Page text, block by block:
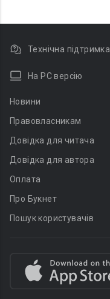
Технічна підтримка
На PC версію
Новини
Правовласникам
Довідка для читача
Довідка для автора
Оплата
Про Букнет
Пошук користувачів